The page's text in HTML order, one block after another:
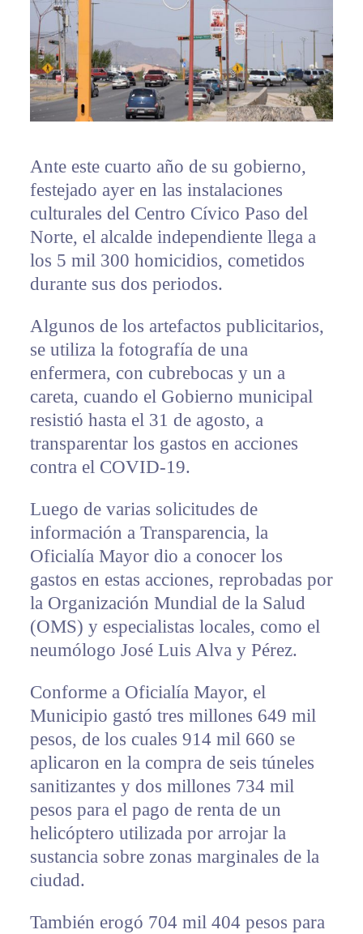
Ante este cuarto año de su gobierno,
festejado ayer en las instalaciones
culturales del Centro Cívico Paso del
Norte, el alcalde independiente llega a
los 5 mil 300 homicidios, cometidos
durante sus dos periodos.
Algunos de los artefactos publicitarios,
se utiliza la fotografía de una
enfermera, con cubrebocas y un a
careta, cuando el Gobierno municipal
resistió hasta el 31 de agosto, a
transparentar los gastos en acciones
contra el COVID-19.
Luego de varias solicitudes de
información a Transparencia, la
Oficialía Mayor dio a conocer los
gastos en estas acciones, reprobadas por
la Organización Mundial de la Salud
(OMS) y especialistas locales, como el
neumólogo José Luis Alva y Pérez.
Conforme a Oficialía Mayor, el
Municipio gastó tres millones 649 mil
pesos, de los cuales 914 mil 660 se
aplicaron en la compra de seis túneles
sanitizantes y dos millones 734 mil
pesos para el pago de renta de un
helicóptero utilizada por arrojar la
sustancia sobre zonas marginales de la
ciudad.
También erogó 704 mil 404 pesos para